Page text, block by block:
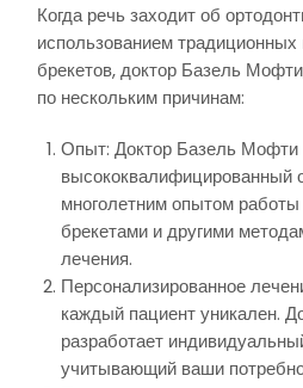
Когда речь заходит об
использованием традиционных
брекетов, доктор Базель
по нескольким причинам:
Опыт: Доктор Базель
высококвалифицированный
многолетним опытом
брекетами и другими
лечения.
Персонализированное
каждый пациент уникален.
разработает
учитывающий ваши